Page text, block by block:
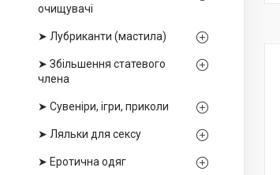
очищувачі
➤ Лубриканти (мастила)
➤ Збільшення статевого
члена
➤ Сувеніри, ігри, приколи
➤ Ляльки для сексу
➤ Еротична одяг